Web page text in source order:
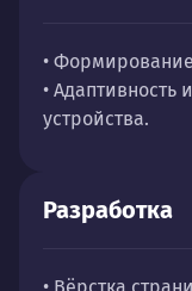
•
•
устройства.
Разработка
• Вёрстка